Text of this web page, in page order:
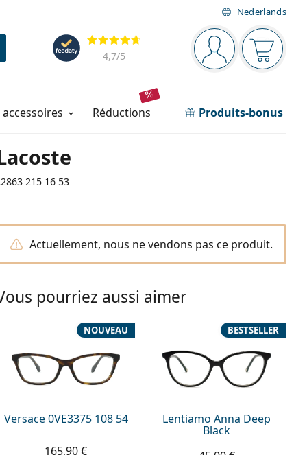
Nederlands
Barre de navigation
Vous êtesVotre
Évaluation
4,7/5
réductions Produits-bonus
215 16 53
Actuellement, nous ne vendons pas ce produit.
pourriez aussi aimer
Versace 0VE3375 108 54
NOUVEAU
165,90 €
Lentiamo Anna Deep
Black
BESTSELLER